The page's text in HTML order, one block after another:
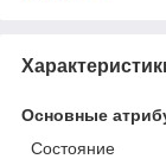
Основные
Состояние